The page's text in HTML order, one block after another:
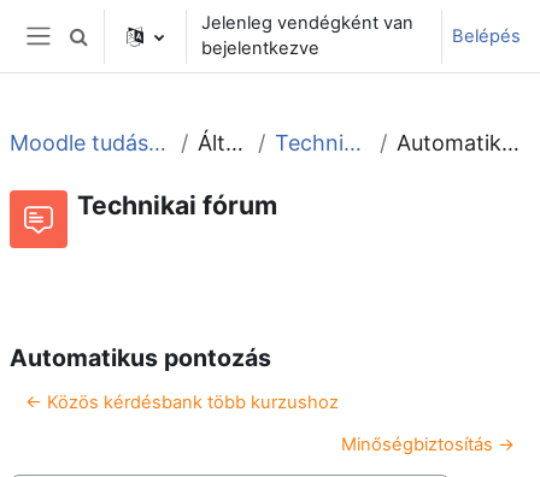
Tovább a fő tartalomhoz
Oldalpanel
Keresési bemeneti adatok váltása
Jelenleg vendégként van
bejelentkezve
Belépés
Moodle tudástár és fórum Általános Technikai fórum Automatikus pontozás
Technikai fórum
Automatikus pontozás
← Közös kérdésbank több kurzushoz
Minőségbiztosítás →